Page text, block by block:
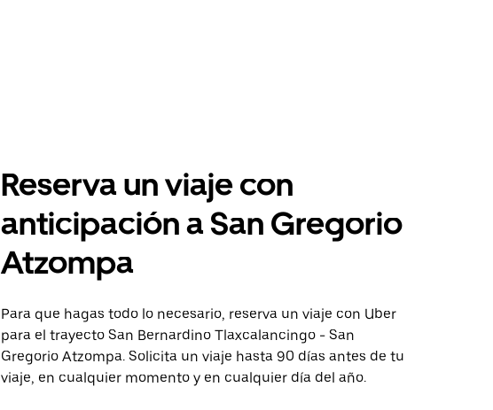
Reserva un viaje con
anticipación a San Gregorio
Atzompa
Para que hagas todo lo necesario, reserva un viaje con Uber
para el trayecto San Bernardino Tlaxcalancingo - San
Gregorio Atzompa. Solicita un viaje hasta 90 días antes de tu
viaje, en cualquier momento y en cualquier día del año.